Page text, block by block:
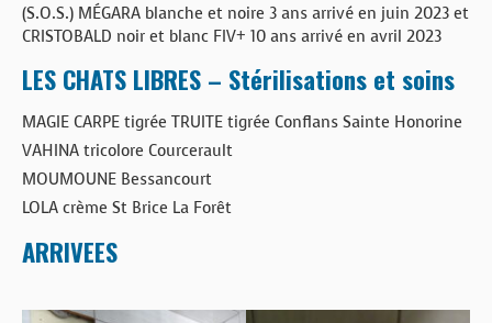
(S.O.S.) MÉGARA blanche et noire 3 ans arrivé en juin 2023 et
CRISTOBALD noir et blanc FIV+ 10 ans arrivé en avril 2023
LES CHATS LIBRES – Stérilisations et soins
MAGIE CARPE tigrée TRUITE tigrée Conflans Sainte Honorine
VAHINA tricolore Courcerault
MOUMOUNE Bessancourt
LOLA crème St Brice La Forêt
ARRIVEES